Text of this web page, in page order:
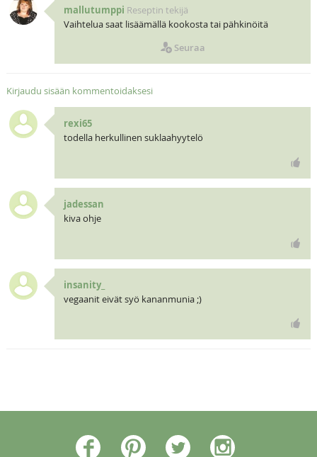
mallutumppi Reseptin tekijä
Vaihtelua saat lisäämällä kookosta tai pähkinöitä
Seuraa
Kirjaudu sisään kommentoidaksesi
rexi65
todella herkullinen suklaahyytelö
jadessan
kiva ohje
insanity_
vegaanit eivät syö kananmunia ;)